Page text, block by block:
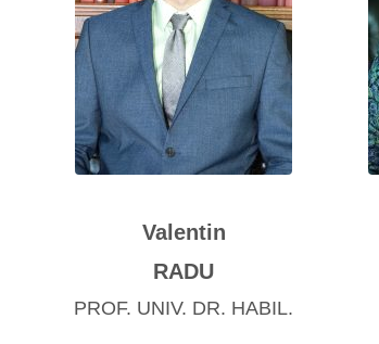
Valentin
RADU
PROF. UNIV. DR. HABIL.